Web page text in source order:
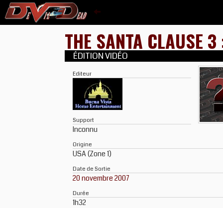
THE SANTA CLAUSE
ÉDITION VIDÉO
Editeur
Support
Inconnu
Origine
USA (Zone 1)
Date de Sortie
20 novembre 2007
Durée
1h32